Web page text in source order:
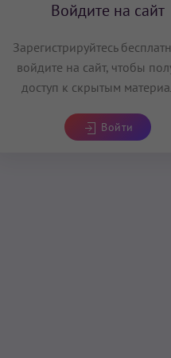
Войдите на сайт
Зарегистрируйтесь
войдите на сайт, чтобы
доступ к скрытым
Войти